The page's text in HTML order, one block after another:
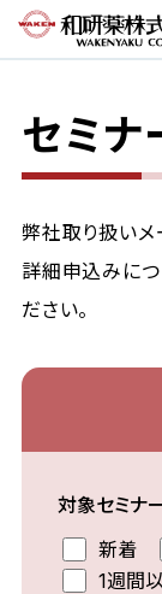
セミナ
弊社取り扱いメ
詳細申込みにつ
ださい。
対象セミナ
新着
1週間